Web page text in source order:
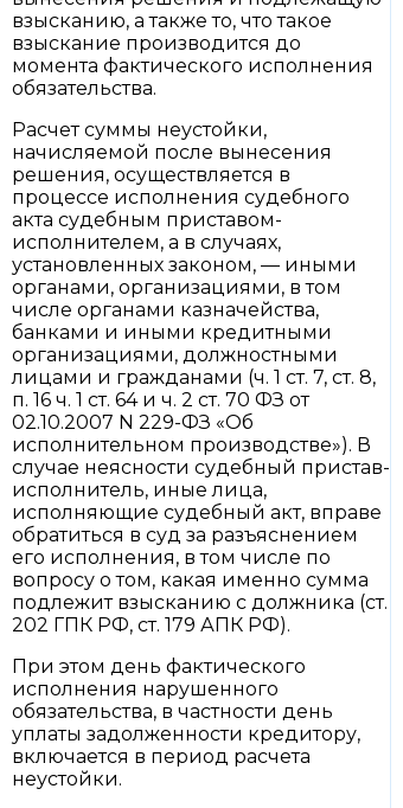
взысканию, а также то, что такое
взыскание производится до
момента фактического исполнения
обязательства.
Расчет суммы неустойки,
начисляемой после вынесения
решения, осуществляется в
процессе исполнения судебного
акта судебным приставом-
исполнителем, а в случаях,
установленных законом, — иными
органами, организациями, в том
числе органами казначейства,
банками и иными кредитными
организациями, должностными
лицами и гражданами (ч. 1 ст. 7, ст. 8,
п. 16 ч. 1 ст. 64 и ч. 2 ст. 70 ФЗ от
02.10.2007 N 229-ФЗ «Об
исполнительном производстве»). В
случае неясности судебный пристав-
исполнитель, иные лица,
исполняющие судебный акт, вправе
обратиться в суд за разъяснением
его исполнения, в том числе по
вопросу о том, какая именно сумма
подлежит взысканию с должника (ст.
202 ГПК РФ, ст. 179 АПК РФ).
При этом день фактического
исполнения нарушенного
обязательства, в частности день
уплаты задолженности кредитору,
включается в период расчета
неустойки.